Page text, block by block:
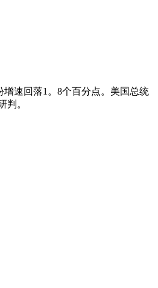
增速回落1。8个百分点。美国总统
判。